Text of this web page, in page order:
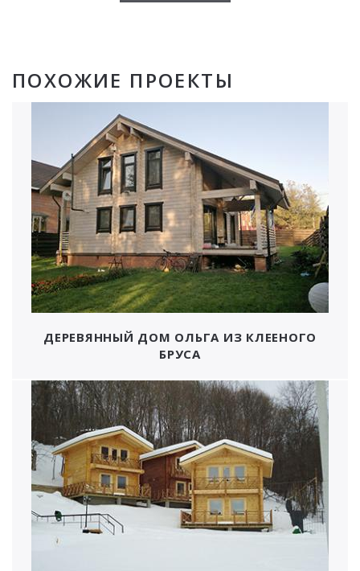
ПОХОЖИЕ ПРОЕКТЫ
ДЕРЕВЯННЫЙ ДОМ ОЛЬГА ИЗ КЛЕЕНОГО
БРУСА